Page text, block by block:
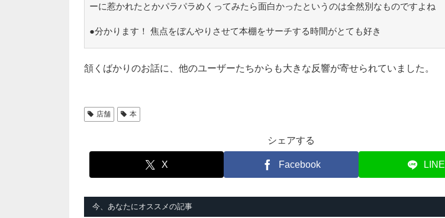
ーに惹かれたとかパラパラめくってみたら面白かったというのは全然別なものですよね
●分かります！ 焦点をぼんやりさせて本棚をサーチする時間がとても好き
頷くばかりのお話に、他のユーザーたちからも大きな反響が寄せられていました。
店舗 本
シェアする
X Facebook LINE
今、あなたにオススメの記事